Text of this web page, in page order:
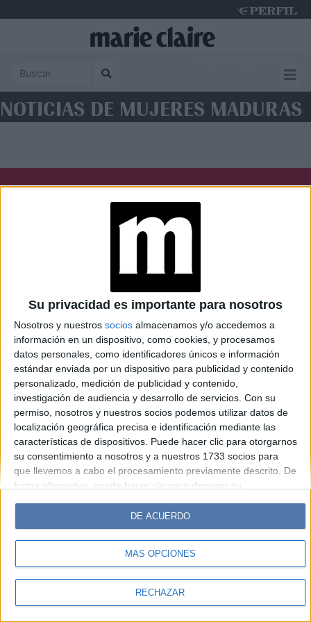
Su privacidad es importante para nosotros
Nosotros y nuestros socios almacenamos y/o accedemos a
información en un dispositivo, como cookies, y procesamos
datos personales, como identificadores únicos e información
estándar enviada por un dispositivo para publicidad y contenido
personalizado, medición de publicidad y contenido,
investigación de audiencia y desarrollo de servicios. Con su
permiso, nosotros y nuestros socios podemos utilizar datos de
localización geográfica precisa e identificación mediante las
características de dispositivos. Puede hacer clic para otorgarnos
su consentimiento a nosotros y a nuestros 1733 socios para
que llevemos a cabo el procesamiento previamente descrito. De
forma alternativa, puede hacer clic para denegar su
cambiar sus preferencias antes de otorgar su consentimiento.
Tenga en cuenta que algún procesamiento de sus datos
personales puede no requerir de su consentimiento, pero usted
tiene el derecho de rechazar tal procesamiento. Sus
sus preferencias o retirar su consentimiento en cualquier
MÁS OPCIONES
RECHAZAR
DE ACUERDO
NOTICIAS DE MUJERES MADURAS
Caras Noticias
Weekend Parabrisas
Look
Luz Mía Lunateen Break BATimes
© Perfil.com 2006-2019 - Todos los derechos reservados
Registro de Propiedad Intelectual: Nro. 5346433